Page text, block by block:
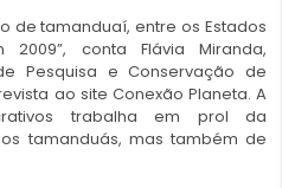
de tamanduaí, entre os Estados
conta Flávia Miranda,
Pesquisa e Conservação de
ao site Conexão Planeta. A
trabalha em prol da
tamanduás, mas também de